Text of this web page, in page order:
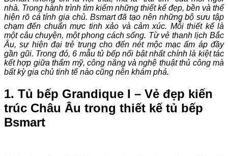
nhà. Trong hành trình tìm kiếm những thiết kế đẹp, bền và thể
hiện rõ cá tính gia chủ. Bsmart đã tạo nên những bộ sưu tập
chạm đến chuẩn mực tinh xảo và cảm xúc. Mỗi thiết kế là
một câu chuyện, một phong cách sống. Từ vẻ thanh lịch Bắc
Âu, sự hiện đại trẻ trung cho đến nét mộc mạc ấm áp đầy
gần gũi. Trong đó, 6 mẫu tủ bếp nổi bật nhất chính là kiệt tác
kết hợp giữa thẩm mỹ, công năng và nghệ thuật thủ công mà
bất kỳ gia chủ tinh tế nào cũng nên khám phá.
1. Tủ bếp Grandique I – Vẻ đẹp kiến
trúc Châu Âu trong thiết kế tủ bếp
Bsmart